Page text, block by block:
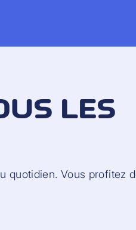
LES
quotidien. Vous profitez